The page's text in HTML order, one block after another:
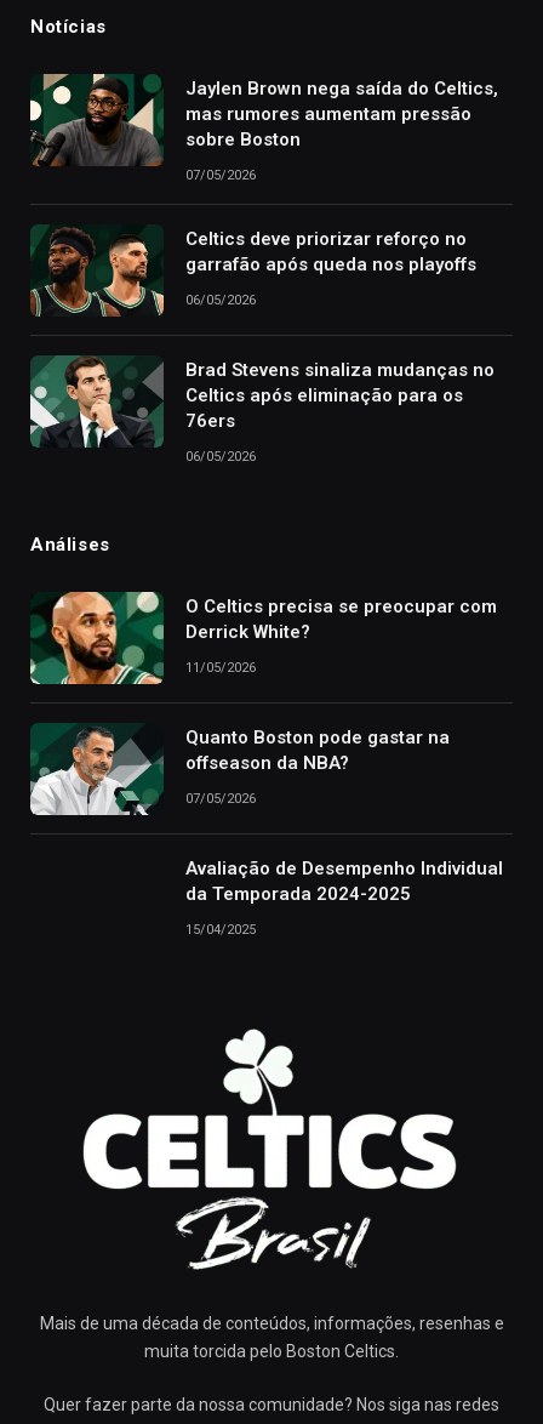
Notícias
Jaylen Brown nega saída do Celtics,
mas rumores aumentam pressão
sobre Boston
07/05/2026
Celtics deve priorizar reforço no
garrafão após queda nos playoffs
06/05/2026
Brad Stevens sinaliza mudanças no
Celtics após eliminação para os
76ers
06/05/2026
Análises
O Celtics precisa se preocupar com
Derrick White?
11/05/2026
Quanto Boston pode gastar na
offseason da NBA?
07/05/2026
Avaliação de Desempenho Individual
da Temporada 2024-2025
15/04/2025
Mais de uma década de conteúdos, informações, resenhas e
muita torcida pelo Boston Celtics.
Quer fazer parte da nossa comunidade? Nos siga nas redes